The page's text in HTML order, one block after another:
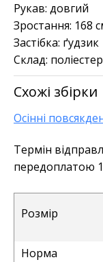
Рукав: довгий
Зростання: 168
Застібка: ґудзик
Склад:
Схожі збірки
Осінні
Термін
передоплатою
Розмір
Норма